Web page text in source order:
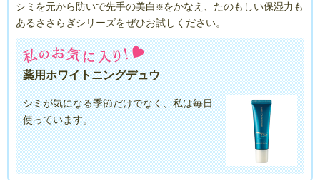
シミを元から防いで先手の美白 ※をかなえ、たのもしい保湿力も
あるささらぎシリーズをぜひお試しください。
薬用ホワイトニングデュウ
シミが気になる季節だけでなく、私は毎日
使っています。